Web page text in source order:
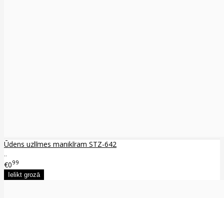
Ūdens uzlīmes manikīram STZ-642
..
€099